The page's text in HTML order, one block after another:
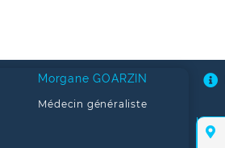
Morgane GOARZIN
Médecin généraliste